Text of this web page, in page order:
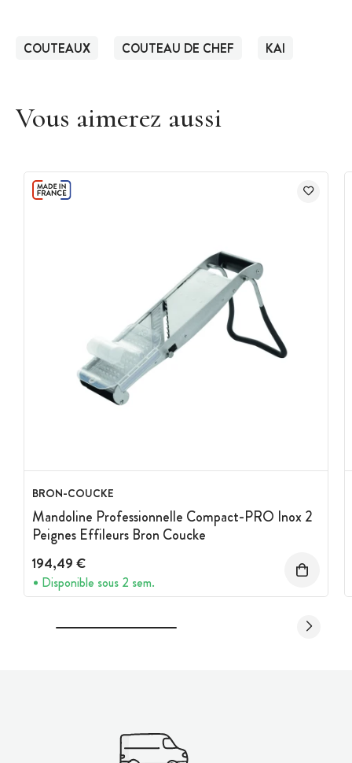
COUTEAUX COUTEAU DE CHEF KAI
Vous aimerez aussi
BRON-COUCKE
Mandoline Professionnelle Compact-PRO Inox 2
Peignes Effileurs Bron Coucke
194,49 €
Disponible sous 2 sem.